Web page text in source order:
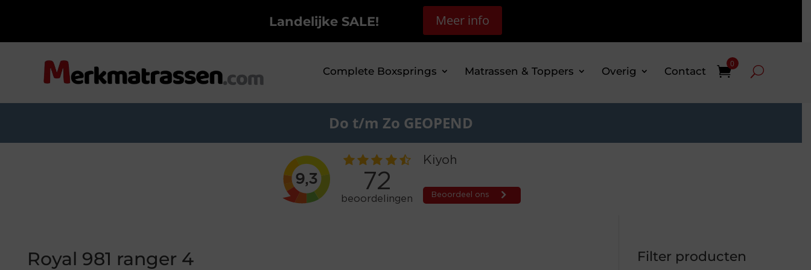
Landelijke SALE! Meer info
Complete Boxsprings Matrassen & Toppers Overig Contact
0
Do t/m Zo GEOPEND
Royal 981 ranger 4 Filter producten